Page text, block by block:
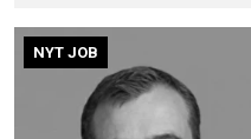
NYT JOB